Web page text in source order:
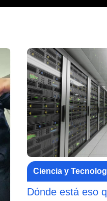
Ciencia y
Dónde está eso